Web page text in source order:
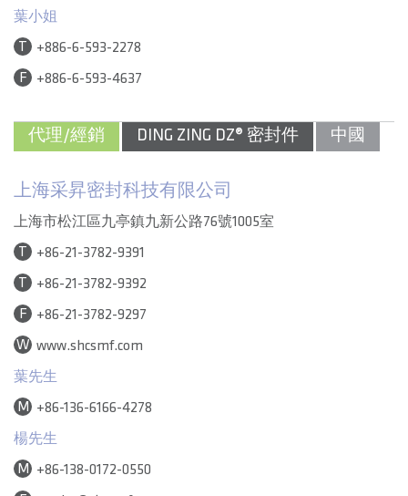
葉小姐
T +886-6-593-2278
F +886-6-593-4637
代理/經銷 DING ZING DZ® 密封件 中國
上海采昇密封科技有限公司
上海市松江區九亭鎮九新公路76號1005室
T +86-21-3782-9391
T +86-21-3782-9392
F +86-21-3782-9297
W www.shcsmf.com
葉先生
M +86-136-6166-4278
楊先生
M +86-138-0172-0550